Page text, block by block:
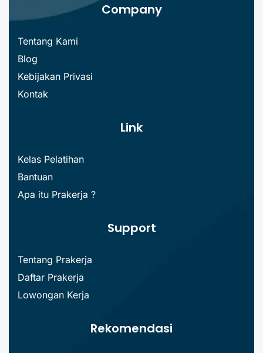
Company
Tentang Kami
Blog
Kebijakan Privasi
Kontak
Link
Kelas Pelatihan
Bantuan
Apa itu Prakerja ?
Support
Tentang Prakerja
Daftar Prakerja
Lowongan Kerja
Rekomendasi